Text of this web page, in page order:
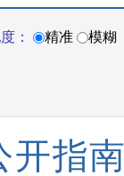
： 精准 模糊
开指